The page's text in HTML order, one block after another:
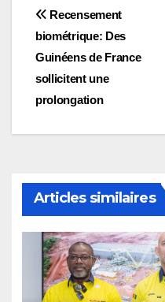
Navigation
de
l’article
Recensement
biométrique: Des
Guinéens de France
sollicitent une
prolongation
Articles similaires